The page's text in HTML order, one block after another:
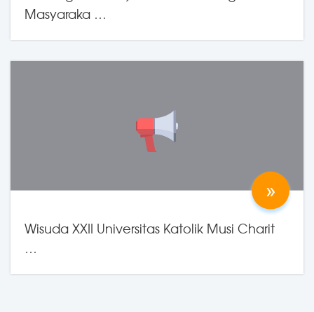
Masyaraka …
»
Wisuda XXII Universitas Katolik Musi Charit
…